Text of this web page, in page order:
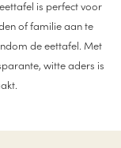
is perfect voor
of familie aan te
de eettafel. Met
witte aders is